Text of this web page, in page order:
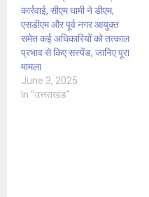
कार्रवाई, सीएम धामी ने डीएम,
एसडीएम और पूर्व नगर आयुक्त
समेत कई अधिकारियों को तत्काल
प्रभाव से किए सस्पेंड, जानिए पूरा
मामला
June 3, 2025
In "उत्तराखंड"